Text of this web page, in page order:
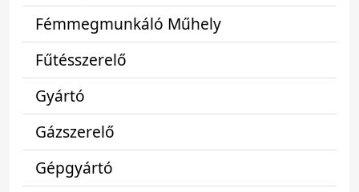
Fémmegmunkáló Műhely
Fűtésszerelő
Gyártó
Gázszerelő
Gépgyártó